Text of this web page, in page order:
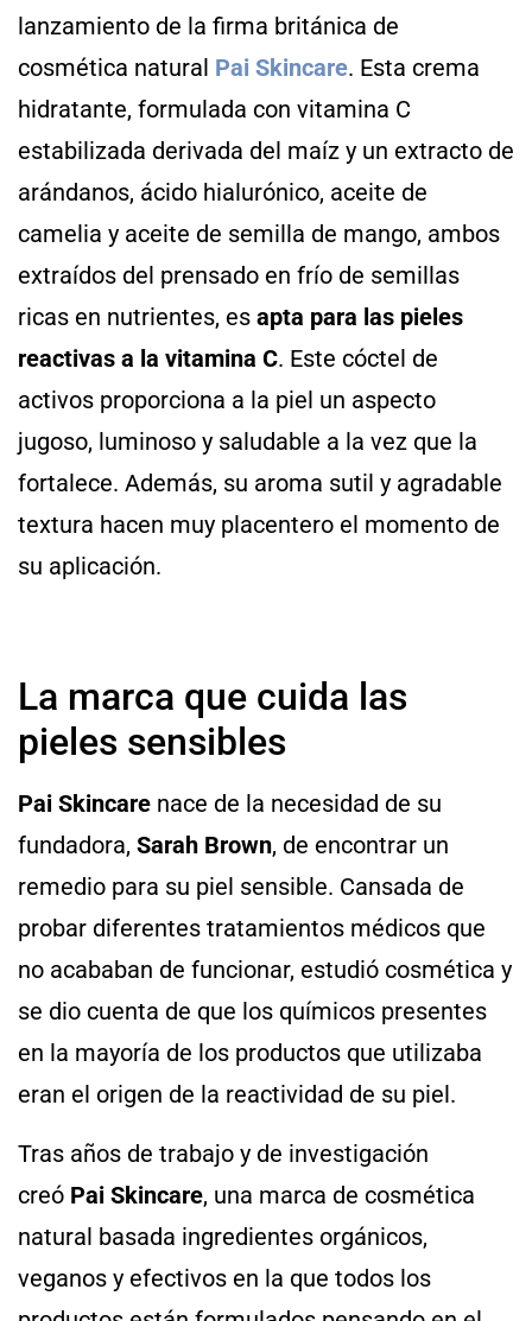
lanzamiento de la firma británica de
cosmética natural Pai Skincare. Esta crema
hidratante, formulada con vitamina C
estabilizada derivada del maíz y un extracto de
arándanos, ácido hialurónico, aceite de
camelia y aceite de semilla de mango, ambos
extraídos del prensado en frío de semillas
ricas en nutrientes, es apta para las pieles
reactivas a la vitamina C. Este cóctel de
activos proporciona a la piel un aspecto
jugoso, luminoso y saludable a la vez que la
fortalece. Además, su aroma sutil y agradable
textura hacen muy placentero el momento de
su aplicación.
La marca que cuida las
pieles sensibles
Pai Skincare nace de la necesidad de su
fundadora, Sarah Brown, de encontrar un
remedio para su piel sensible. Cansada de
probar diferentes tratamientos médicos que
no acababan de funcionar, estudió cosmética y
se dio cuenta de que los químicos presentes
en la mayoría de los productos que utilizaba
eran el origen de la reactividad de su piel.
Tras años de trabajo y de investigación
creó Pai Skincare, una marca de cosmética
natural basada ingredientes orgánicos,
veganos y efectivos en la que todos los